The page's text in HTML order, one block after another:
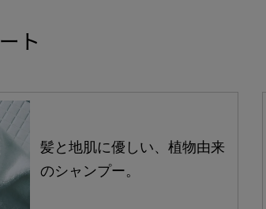
ト
髪と地肌に優しい、植物由来
のシャンプー。